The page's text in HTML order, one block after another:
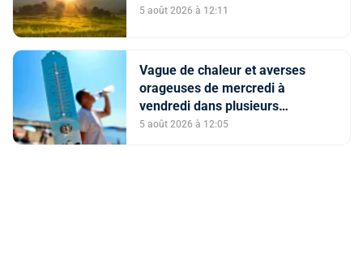
5 août 2026 à 12:11
Vague de chaleur et averses
orageuses de mercredi à
vendredi dans plusieurs
provinces du Royaume (Bulletin
5 août 2026 à 12:05